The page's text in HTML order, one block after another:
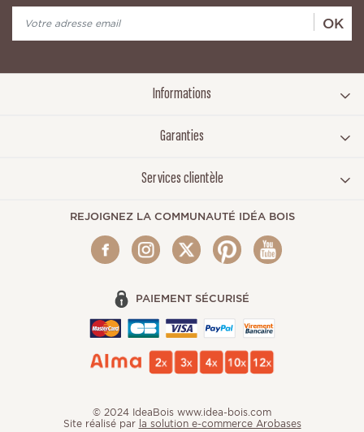
OK
Informations
Garanties
Services clientèle
REJOIGNEZ LA COMMUNAUTÉ IDÉA BOIS
PAIEMENT SÉCURISÉ
© 2024 IdeaBois www.idea-bois.com
Site réalisé par la solution e-commerce Arobases